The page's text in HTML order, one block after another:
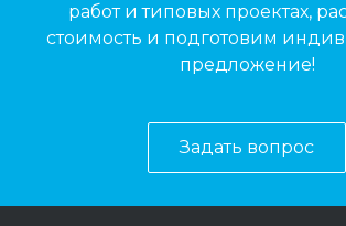
работ и типовых проектах,
стоимость и подготовим
предложение!
Задать вопрос